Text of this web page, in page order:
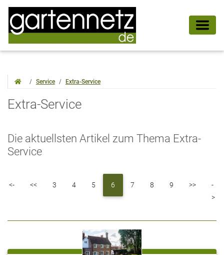
Service Extra-Service
Extra-Service
Die aktuellsten Artikel zum Thema Extra-
Service
<-First <<Previous
3 4 5 6 7 8 9 >>Next
-
>